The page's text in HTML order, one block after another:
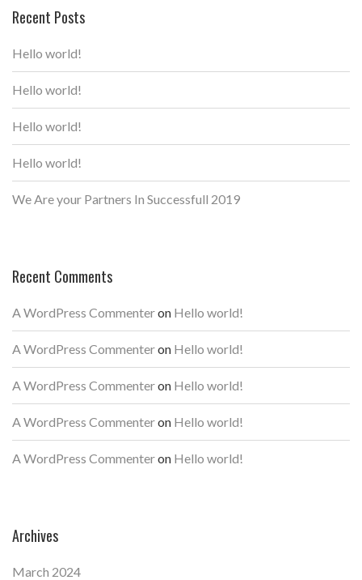
Recent Posts
Hello world!
Hello world!
Hello world!
Hello world!
We Are your Partners In Successfull 2019
Recent Comments
A WordPress Commenteron Hello world!
A WordPress Commenteron Hello world!
A WordPress Commenteron Hello world!
A WordPress Commenteron Hello world!
A WordPress Commenteron Hello world!
Archives
March 2024